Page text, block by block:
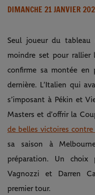
DIMANCHE 21 JANVIER
Seul joueur du
moindre set pour rallier
confirme sa montée en
dernière. L’Italien qui
s’imposant à Pékin et
Masters et d’offrir la
de belles victoires
sa saison à
préparation. Un choix
Vagnozzi et Darren
premier tour.